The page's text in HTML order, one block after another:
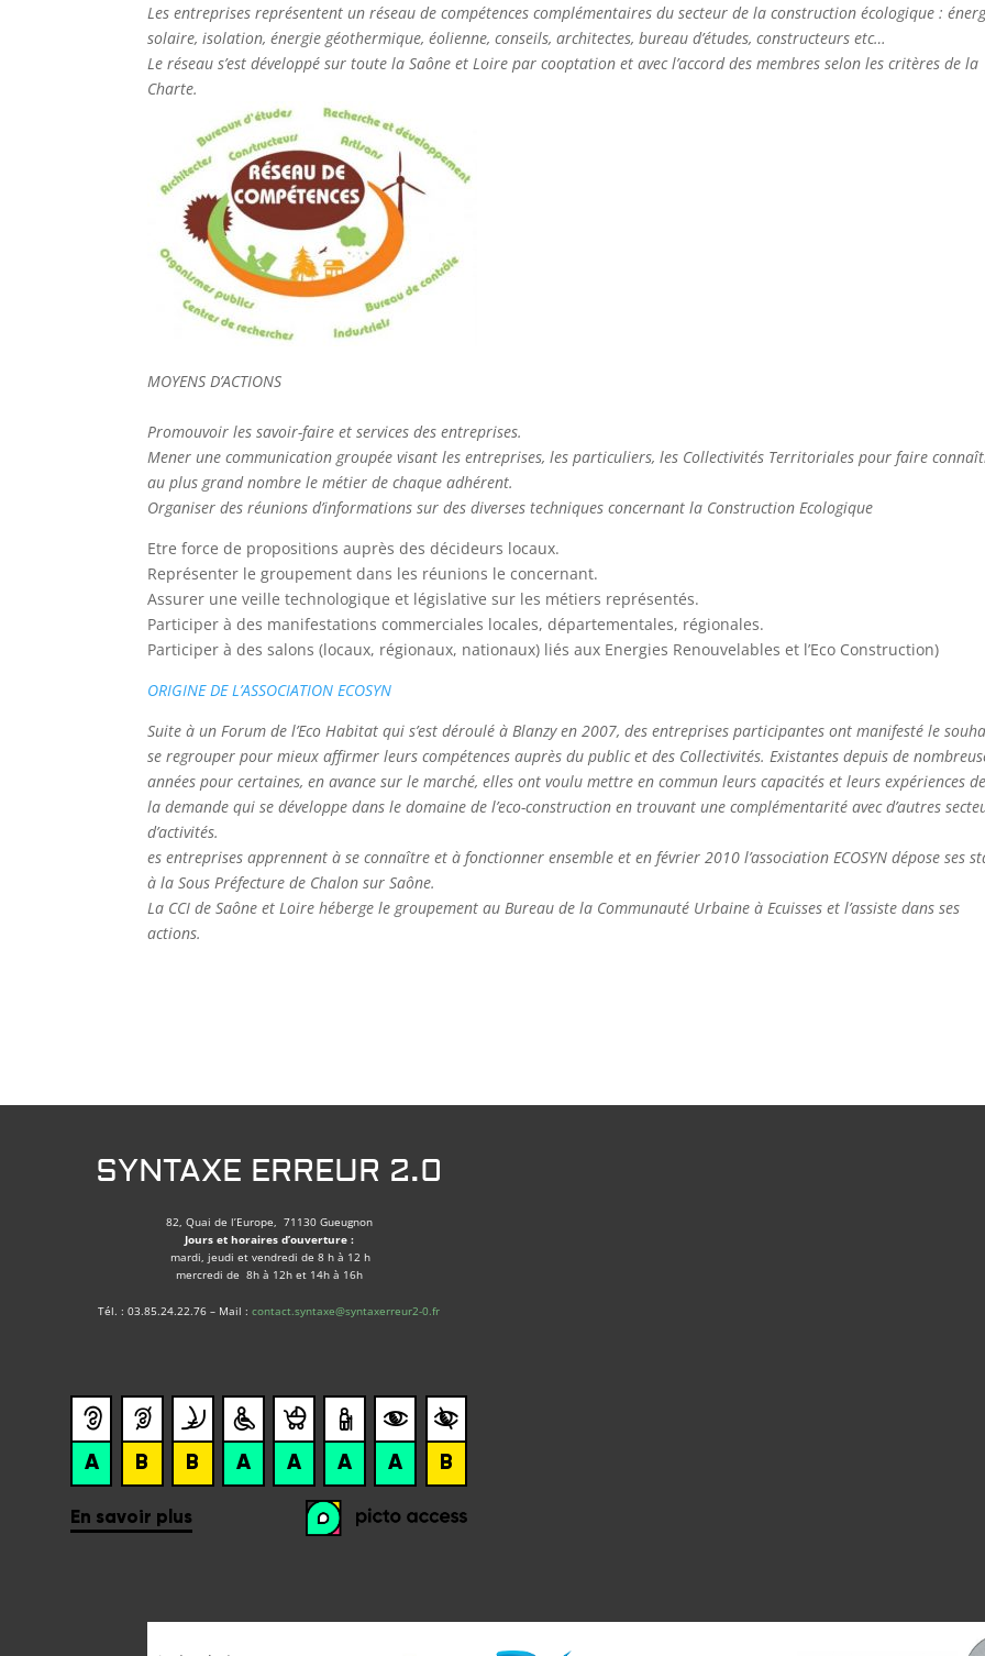
Les entreprises représentent un réseau de compétences complémentaires du secteur de la construction écologique :
solaire, isolation, énergie géothermique, éolienne, conseils, architectes, bureau d’études, constructeurs etc…
Le réseau s’est développé sur toute la Saône et Loire par cooptation et avec l’accord des membres selon les critères de la
Charte.
MOYENS D’ACTIONS
Promouvoir les savoir-faire et services des entreprises.
Mener une communication groupée visant les entreprises, les particuliers, les Collectivités Territoriales pour faire
au plus grand nombre le métier de chaque adhérent.
Organiser des réunions d’informations sur des diverses techniques concernant la Construction Ecologique
Etre force de propositions auprès des décideurs locaux.
Représenter le groupement dans les réunions le concernant.
Assurer une veille technologique et législative sur les métiers représentés.
Participer à des manifestations commerciales locales, départementales, régionales.
Participer à des salons (locaux, régionaux, nationaux) liés aux Energies Renouvelables et l’Eco Construction)
ORIGINE DE L’ASSOCIATION ECOSYN
Suite à un Forum de l’Eco Habitat qui s’est déroulé à Blanzy en 2007, des entreprises participantes ont manifesté le
se regrouper pour mieux affirmer leurs compétences auprès du public et des Collectivités. Existantes depuis de
années pour certaines, en avance sur le marché, elles ont voulu mettre en commun leurs capacités et leurs expériences
la demande qui se développe dans le domaine de l’eco-construction en trouvant une complémentarité avec d’autres
d’activités.
es entreprises apprennent à se connaître et à fonctionner ensemble et en février 2010 l’association ECOSYN dépose ses
à la Sous Préfecture de Chalon sur Saône.
La CCI de Saône et Loire héberge le groupement au Bureau de la Communauté Urbaine à Ecuisses et l’assiste dans ses
actions.
SYNTAXE ERREUR 2.0
82, Quai de l’Europe, 71130 Gueugnon
Jours et horaires d’ouverture :
mardi, jeudi et vendredi de 8 h à 12 h
mercredi de 8h à 12h et 14h à 16h
Tél. : 03.85.24.22.76 – Mail :contact.syntaxe@syntaxerreur2-0.fr